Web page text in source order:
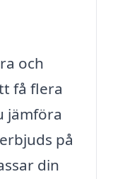
och
få flera
jämföra
på
din